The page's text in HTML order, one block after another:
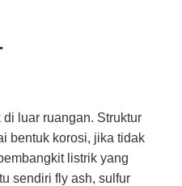
luar ruangan. Struktur
bentuk korosi, jika tidak
listrik yang
sendiri fly ash, sulfur